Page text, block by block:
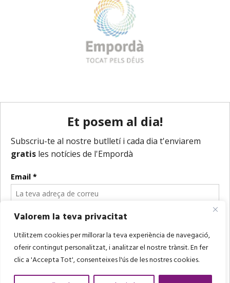
Valorem la teva privacitat
Utilitzem cookies per millorar la teva experiència de navegació,
oferir contingut personalitzat, i analitzar el nostre trànsit. En fer
clic a 'Accepta Tot', consenteixes l'ús de les nostres cookies.